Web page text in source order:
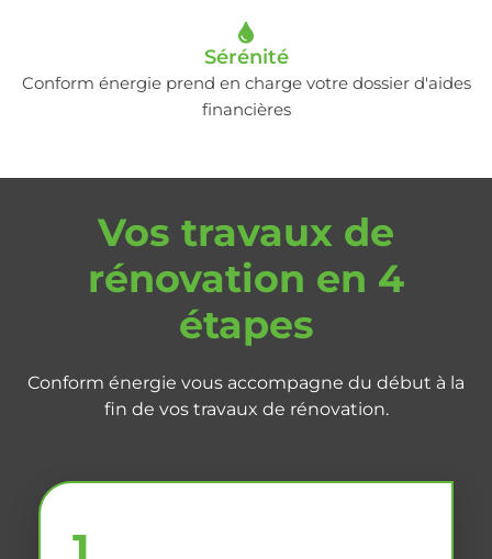
Sérénité
Conform énergie prend en charge votre dossier d'aides
financières
Vos travaux de
rénovation en 4
étapes
Conform énergie vous accompagne du début à la
fin de vos travaux de rénovation.